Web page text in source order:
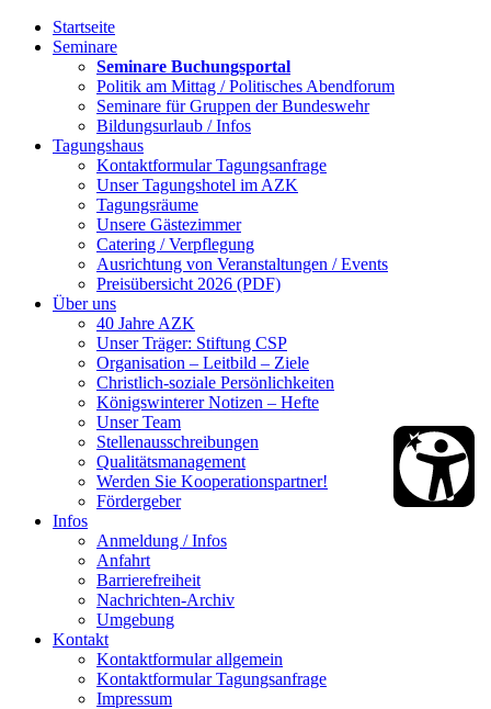
Startseite
Seminare
Seminare Buchungsportal
Politik am Mittag / Politisches Abendforum
Seminare für Gruppen der Bundeswehr
Bildungsurlaub / Infos
Tagungshaus
Kontaktformular Tagungsanfrage
Unser Tagungshotel im AZK
Tagungsräume
Unsere Gästezimmer
Catering / Verpflegung
Ausrichtung von Veranstaltungen / Events
Preisübersicht 2026 (PDF)
Über uns
40 Jahre AZK
Unser Träger: Stiftung CSP
Organisation – Leitbild – Ziele
Christlich-soziale Persönlichkeiten
Königswinterer Notizen – Hefte
Unser Team
Stellenausschreibungen
Qualitätsmanagement
Werden Sie Kooperationspartner!
Fördergeber
Infos
Anmeldung / Infos
Anfahrt
Barrierefreiheit
Nachrichten-Archiv
Umgebung
Kontakt
Kontaktformular allgemein
Kontaktformular Tagungsanfrage
Impressum